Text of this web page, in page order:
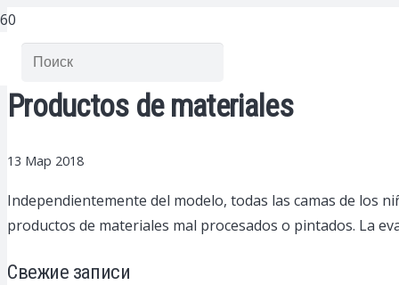
Productos de materiales
13 Мар 2018
Independientemente del modelo, todas las camas de los
productos de materiales mal procesados ​​o pintados. La
Свежие записи